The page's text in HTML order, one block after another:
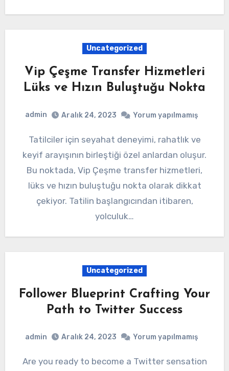
Uncategorized
Vip Çeşme Transfer Hizmetleri
Lüks ve Hızın Buluştuğu Nokta
admin Aralık 24, 2023 Yorum yapılmamış
Tatilciler için seyahat deneyimi, rahatlık ve
keyif arayışının birleştiği özel anlardan oluşur.
Bu noktada, Vip Çeşme transfer hizmetleri,
lüks ve hızın buluştuğu nokta olarak dikkat
çekiyor. Tatilin başlangıcından itibaren,
yolculuk…
Uncategorized
Follower Blueprint Crafting Your
Path to Twitter Success
admin Aralık 24, 2023 Yorum yapılmamış
Are you ready to become a Twitter sensation